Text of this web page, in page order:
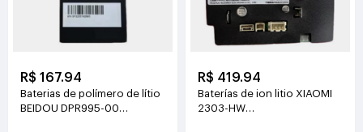
R$ 167.94
Baterias de polímero de lítio
BEIDOU DPR995-00
R$ 419.94
Baterías de ion litio XIAOMI
2303-HW